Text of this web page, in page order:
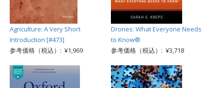
Agriculture: A Very Short
Introduction [#473]
参考価格（税込）: ¥1,969
Drones: What Everyone Needs
to Know®
参考価格（税込）: ¥3,718